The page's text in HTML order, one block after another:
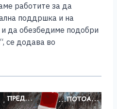
работите за да
поддршка и на
да обезбедиме подобри
се додава во